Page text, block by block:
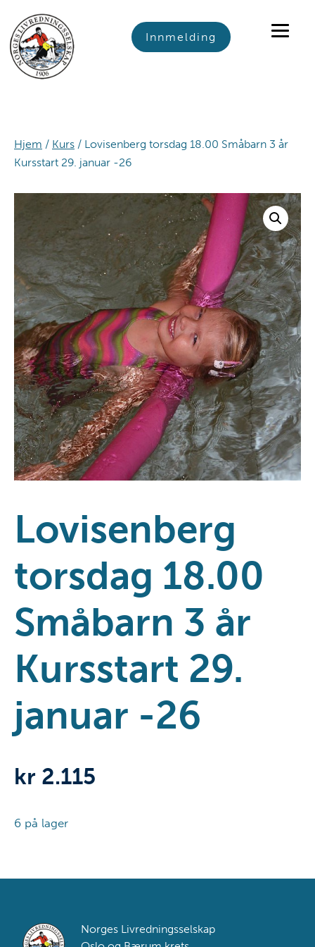
primary
navigation
main
content
footer
Innmelding
Hjem / Kurs / Lovisenberg torsdag 18.00 Småbarn 3 år
Kursstart 29. januar -26
Lovisenberg
torsdag 18.00
Småbarn 3 år
Kursstart 29.
januar -26
kr 2.115
6 på lager
torsdag
Småbarn
Footer
Norges Livredningsselskap